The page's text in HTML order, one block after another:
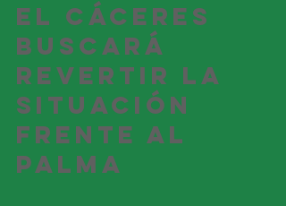
El Cáceres
buscará
revertir la
situación
frente al
Palma